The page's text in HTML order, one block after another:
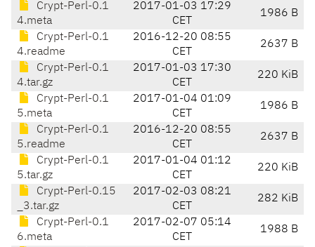
Crypt-Perl-0.1
4.meta
2017-01-03 17:29
CET
1986 B
Crypt-Perl-0.1
4.readme
2016-12-20 08:55
CET
2637 B
Crypt-Perl-0.1
4.tar.gz
2017-01-03 17:30
CET
220 KiB
Crypt-Perl-0.1
5.meta
2017-01-04 01:09
CET
1986 B
Crypt-Perl-0.1
5.readme
2016-12-20 08:55
CET
2637 B
Crypt-Perl-0.1
5.tar.gz
2017-01-04 01:12
CET
220 KiB
Crypt-Perl-0.15
_3.tar.gz
2017-02-03 08:21
CET
282 KiB
Crypt-Perl-0.1
6.meta
2017-02-07 05:14
CET
1988 B